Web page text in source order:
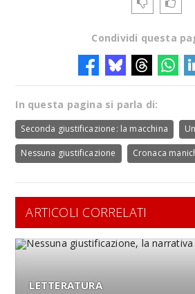
Condividi questa
In questa pagina si parla di:
Seconda giustificazione: la macchina
Nessuna giustificazione Cronaca
ARTICOLI CORRELATI
LETTERATURA